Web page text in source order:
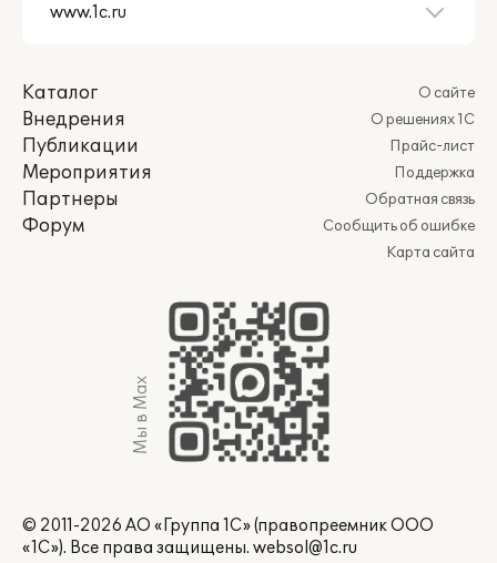
Каталог
Внедрения
Публикации
Мероприятия
Партнеры
Форум
О сайте
О решениях 1С
Прайс-лист
Поддержка
Обратная связь
Сообщить об ошибке
Карта сайта
Мы в Max
© 2011-2026 АО «Группа 1С» (правопреемник ООО
«1С»). Все права защищены. websol@1c.ru